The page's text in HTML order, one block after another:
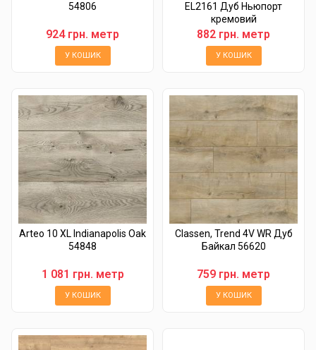
54806
924 грн. метр
У КОШИК
EL2161 Дуб Ньюпорт
кремовий
882 грн. метр
У КОШИК
Arteo 10 XL Indianapolis Oak
54848
1 081 грн. метр
У КОШИК
Classen, Trend 4V WR Дуб
Байкал 56620
759 грн. метр
У КОШИК